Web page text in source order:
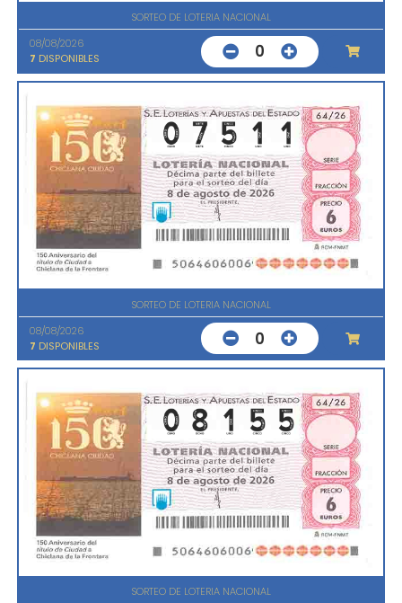
SORTEO DE LOTERIA NACIONAL
08/08/2026
7 DISPONIBLES 0
SORTEO DE LOTERIA NACIONAL
08/08/2026
7 DISPONIBLES 0
SORTEO DE LOTERIA NACIONAL